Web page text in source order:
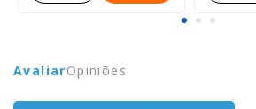
AvaliarOpiniões